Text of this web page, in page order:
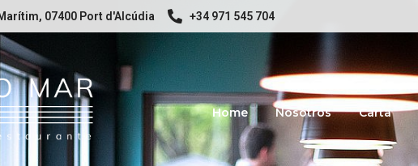
07400 Port d'Alcúdia +34 971 545 704
Home Nosotros Carta